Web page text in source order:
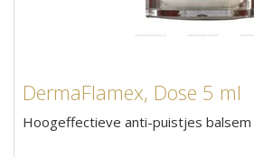
DermaFlamex, Dose 5 ml
Hoogeffectieve anti-puistjes balsem